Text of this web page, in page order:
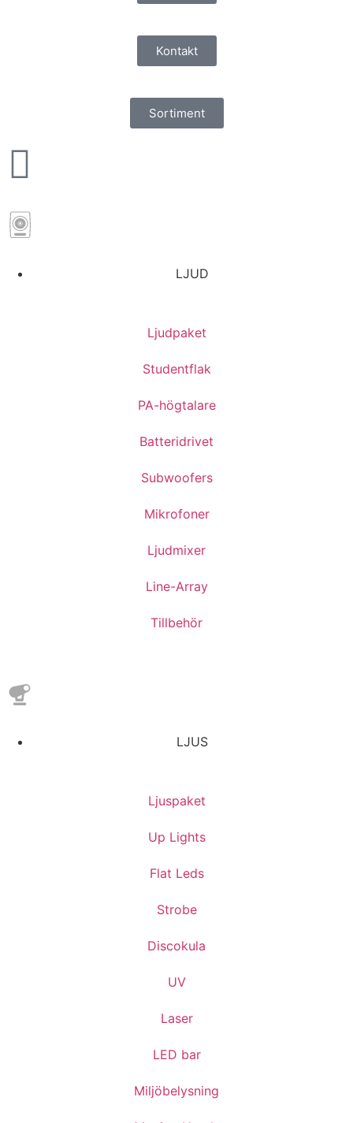
Kontakt
Sortiment
LJUD
Ljudpaket
Studentflak
PA-högtalare
Batteridrivet
Subwoofers
Mikrofoner
Ljudmixer
Line-Array
Tillbehör
LJUS
Ljuspaket
Up Lights
Flat Leds
Strobe
Discokula
UV
Laser
LED bar
Miljöbelysning